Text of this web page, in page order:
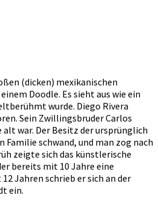
(dicken) mexikanischen
Doodle. Es sieht aus wie ein
wurde. Diego Rivera
Sein Zwillingsbruder Carlos
war. Der Besitz der ursprünglich
schwand, und man zog nach
zeigte sich das künstlerische
bereits mit 10 Jahre eine
Jahren schrieb er sich an der
ein.